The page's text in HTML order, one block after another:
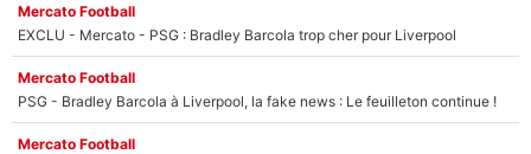
Mercato Football
EXCLU - Mercato - PSG : Bradley Barcola trop cher pour Liverpool
Mercato Football
PSG - Bradley Barcola à Liverpool, la fake news : Le feuilleton continue !
Mercato Football